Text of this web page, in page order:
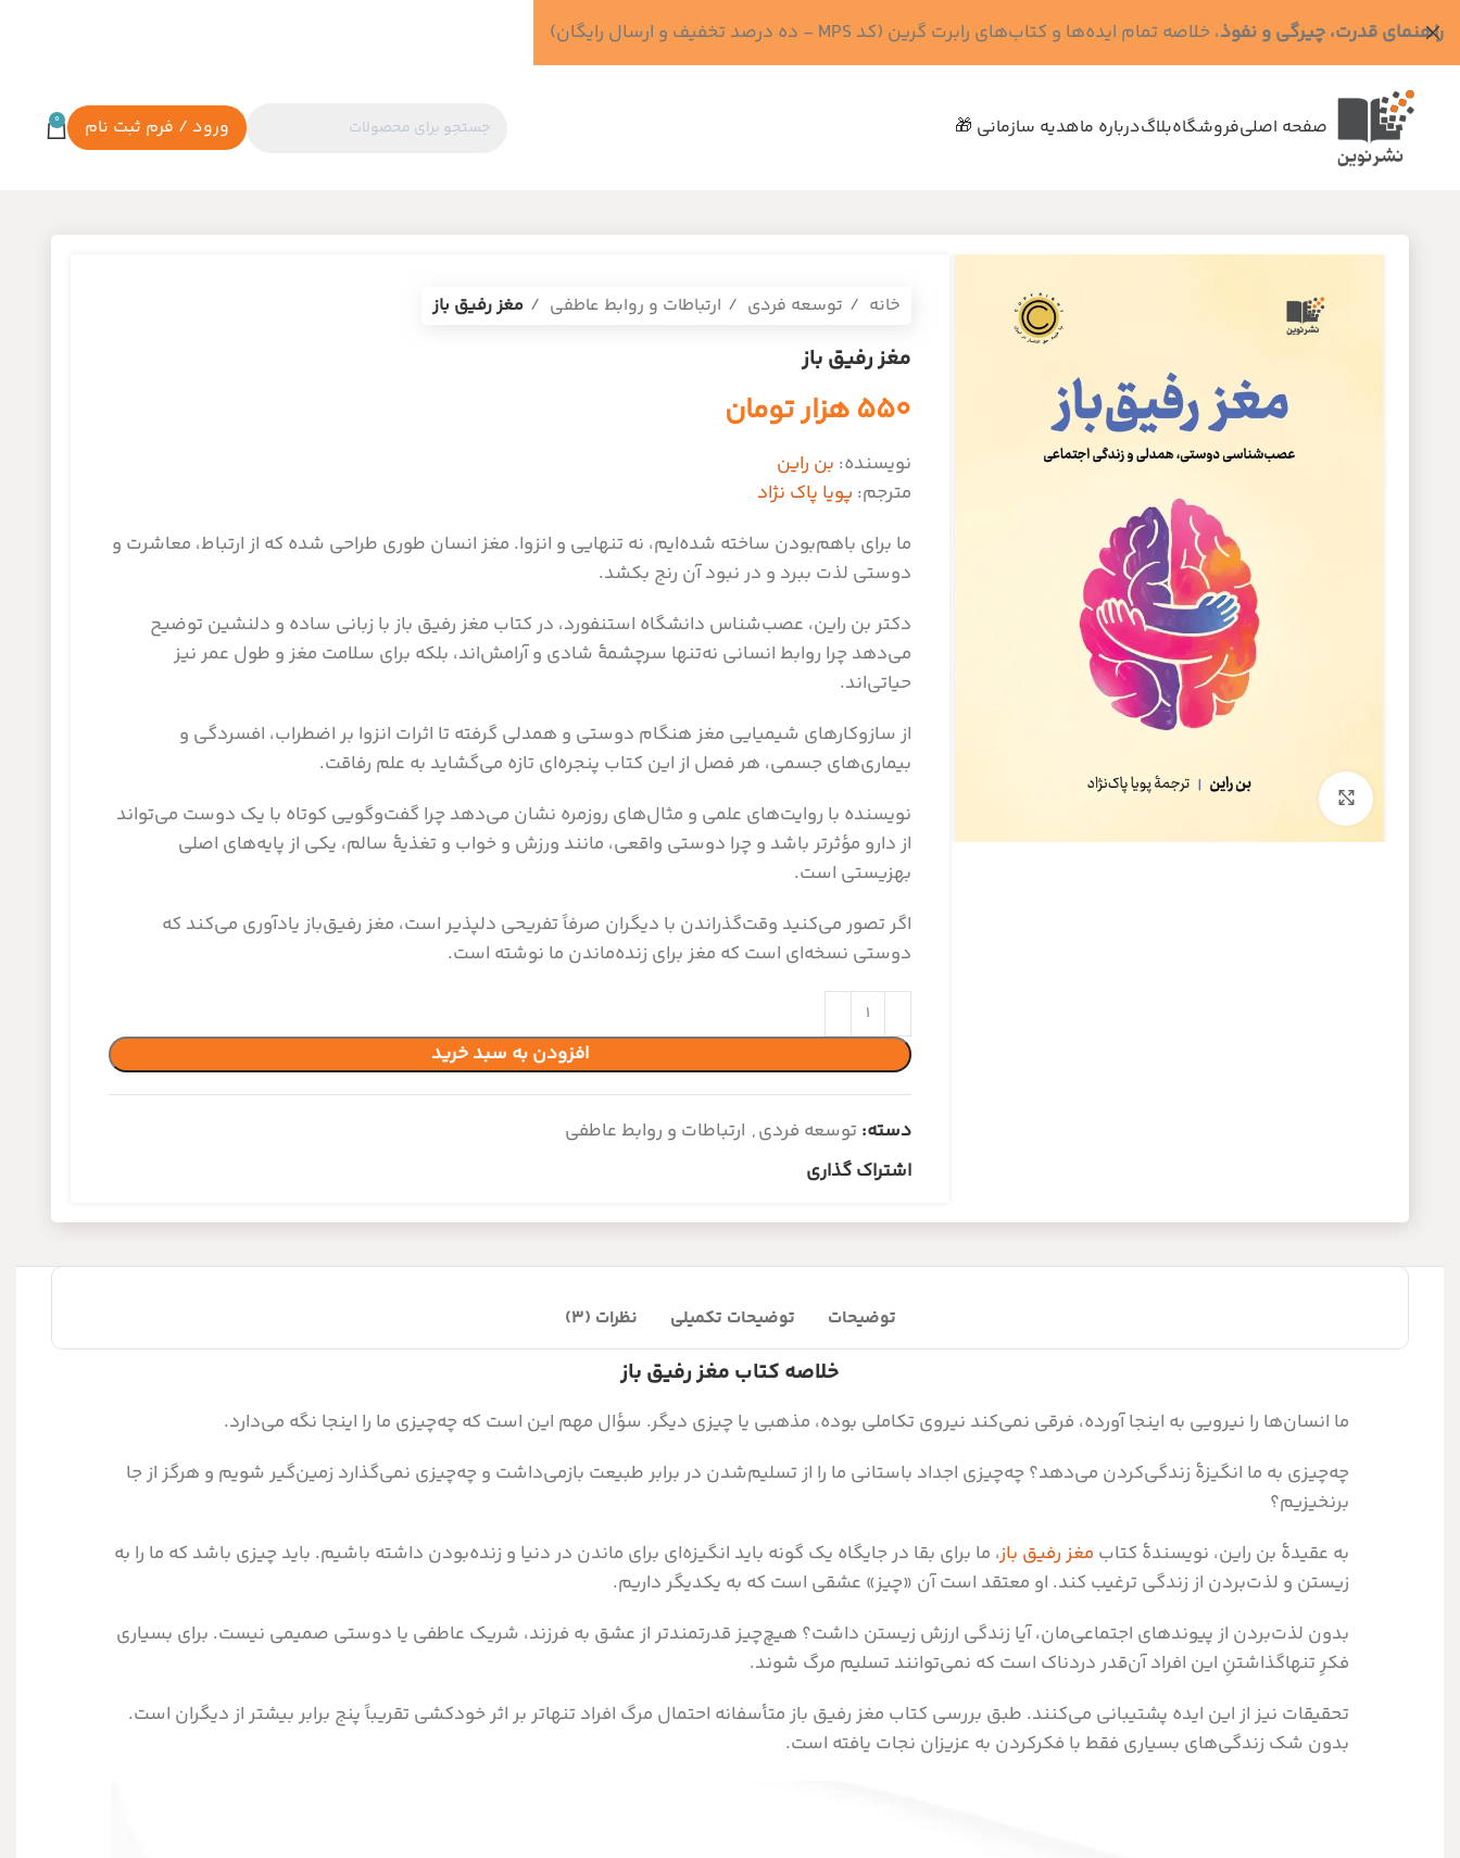
صفحه اصلیفروشگاهبلاگدرباره ماهدیه سازمانی 🎁 ورود / فرم ثبت نام 0
برای بزرگنمایی کلیک کنید
خانه توسعه فردی ارتباطات و روابط عاطفی مغز رفیق باز
مغز رفیق باز
۵۵۰هزار تومان
نویسنده: بن راین
مترجم: پویا پاک نژاد
ما برای باهم‌بودن ساخته شده‌ایم، نه تنهایی و انزوا. مغز انسان طوری طراحی شده که از ارتباط، معاشرت و
دوستی لذت ببرد و در نبود آن رنج بکشد.
دکتر بن راین، عصب‌شناس دانشگاه استنفورد، در کتاب مغز رفیق باز با زبانی ساده و دلنشین توضیح
می‌دهد چرا روابط انسانی نه‌تنها سرچشمۀ شادی و آرامش‌اند، بلکه برای سلامت مغز و طول عمر نیز
حیاتی‌اند.
از سازوکارهای شیمیایی مغز هنگام دوستی و همدلی گرفته تا اثرات انزوا بر اضطراب، افسردگی و
بیماری‌های جسمی، هر فصل از این کتاب پنجره‌ای تازه می‌گشاید به علم رفاقت.
نویسنده با روایت‌های علمی و مثال‌های روزمره نشان می‌دهد چرا گفت‌وگویی کوتاه با یک دوست می‌تواند
از دارو مؤثرتر باشد و چرا دوستی واقعی، مانند ورزش و خواب و تغذیۀ سالم، یکی از پایه‌های اصلی
بهزیستی است.
اگر تصور می‌کنید وقت‌گذراندن با دیگران صرفاً تفریحی دلپذیر است، مغز رفیق‌باز یادآوری می‌کند که
دوستی نسخه‌ای است که مغز برای زنده‌ماندن ما نوشته است.
افزودن به سبد خرید
دسته: توسعه فردی, ارتباطات و روابط عاطفی
اشتراک گذاری
توضیحات توضیحات تکمیلی نظرات (3)
خلاصه کتاب مغز رفیق باز
ما انسان‌ها را نیرویی به اینجا آورده، فرقی نمی‌کند نیروی تکاملی بوده، مذهبی یا چیزی دیگر. سؤال مهم این است که چه‌چیزی ما را اینجا نگه می‌دارد.
چه‌چیزی به ما انگیزۀ زندگی‌کردن می‌دهد؟ چه‌چیزی اجداد باستانی ما را از تسلیم‌شدن در برابر طبیعت بازمی‌داشت و چه‌چیزی نمی‌گذارد زمین‌گیر شویم و هرگز از جا
برنخیزیم؟
به عقیدهٔ بن راین، نویسندهٔ کتاب مغز رفیق باز، ما برای بقا در جایگاه یک گونه باید انگیزه‌ای برای ماندن در دنیا و زنده‌بودن داشته باشیم. باید چیزی باشد که ما را به
زیستن و لذت‌بردن از زندگی ترغیب کند. او معتقد است آن «چیز» عشقی است که به یکدیگر داریم.
بدون لذت‌بردن از پیوندهای اجتماعی‌مان، آیا زندگی ارزش زیستن داشت؟ هیچ‌چیز قدرتمندتر از عشق به فرزند، شریک عاطفی یا دوستی صمیمی نیست. برای بسیاری
فکرِ تنهاگذاشتنِ این افراد آن‌قدر دردناک است که نمی‌توانند تسلیم مرگ شوند.
تحقیقات نیز از این ایده پشتیبانی می‌کنند. طبق بررسی کتاب مغز رفیق باز متأسفانه احتمال مرگ افراد تنهاتر بر اثر خودکشی تقریباً پنج برابر بیشتر از دیگران است.
بدون شک زندگی‌های بسیاری فقط با فکر‌کردن به عزیزان نجات یافته است.
راهنمای قدرت، چیرگی و نفوذ، خلاصه تمام ایده‌ها و کتاب‌های رابرت گرین (کد MPS - ده درصد تخفیف و ارسال رایگان)